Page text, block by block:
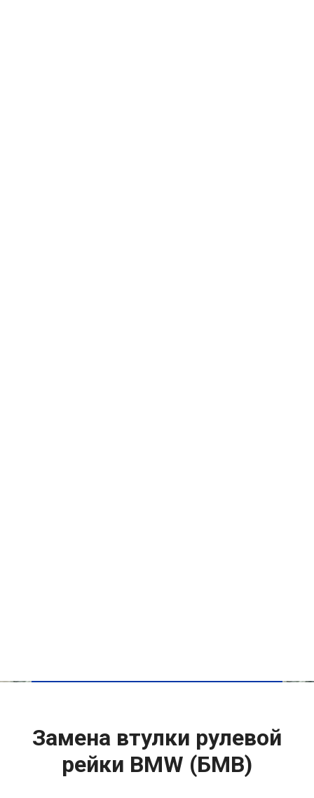
Замена втулки рулевой
рейки BMW (БМВ)